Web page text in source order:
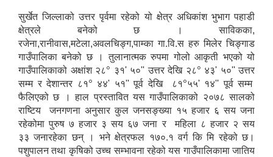
सुर्खेत जिल्लाको उत्तर पृर्वमा रहेको यो क्षेत्र अधिकांश भुभाग पहाडी
क्षेत्रले बनेको छ । साविकका,
रजेना,रानीवास,मटेला,अवलचिङ्ग,पाम्का गा.वि.स हरु मिलेर चिङ्गाड
गाउँपालिका बनेको छ । तुलानात्मक रुपमा गोलो आकृती भएको यो
गाउँपालिकाको अक्षांश २८० ३१' ५०'' उत्तर देखि २८० ४३' ५०'' उत्तर
सम्म र देशान्तर ८१० ४४' ५१'' पूर्व देखि ८१०५५' १४'' पूर्व सम्म
फैलिएको छ । हाल प्रस्तावित यस गाउँपालिकाको २०७८ सालको
राष्टिय जनगणना अनुसार कुल जनसङ्ख्या १५ हजार ६ सय जना
रहेकोमा पुरुष ७ हजार ३ सय ६७ जना र महिला ८ हजार २ सय
३३ जनारहेका छन् । भने क्षेत्रफल १७०.१ वर्ग कि मि रहेको छ।
पशुपालन तथा कृषिको उच्च सम्भावना रहेको यस गाउँपालिकामा जातिय